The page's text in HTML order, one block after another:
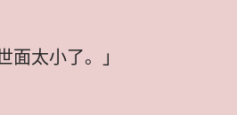
面太小了。」